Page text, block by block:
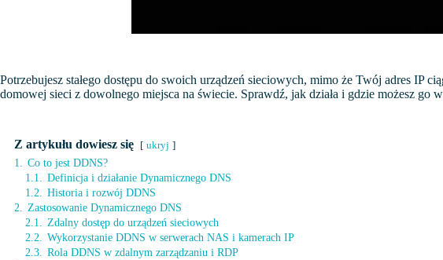
Potrzebujesz stałego dostępu do swoich urządzeń sieciowych, mimo że Twój adres
domowej sieci z dowolnego miejsca na świecie. Sprawdź, jak działa i gdzie możesz go
Z artykułu dowiesz się ukryj
1.
Co to jest DDNS?
1.1.
Definicja i działanie Dynamicznego DNS
1.2.
Historia i rozwój DDNS
2.
Zastosowanie Dynamicznego DNS
2.1.
Zdalny dostęp do urządzeń sieciowych
2.2.
Wykorzystanie DDNS w serwerach NAS i kamerach IP
2.3.
Rola DDNS w zdalnym zarządzaniu i RDP